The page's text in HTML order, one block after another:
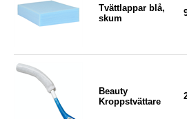
Tvättlappar blå,
skum
Beauty
Kroppstvättare